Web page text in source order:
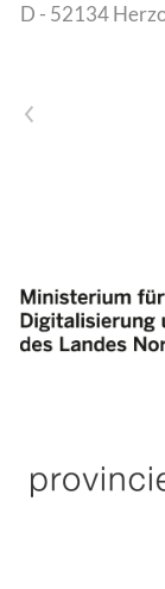
D - 52134
Vorheriger